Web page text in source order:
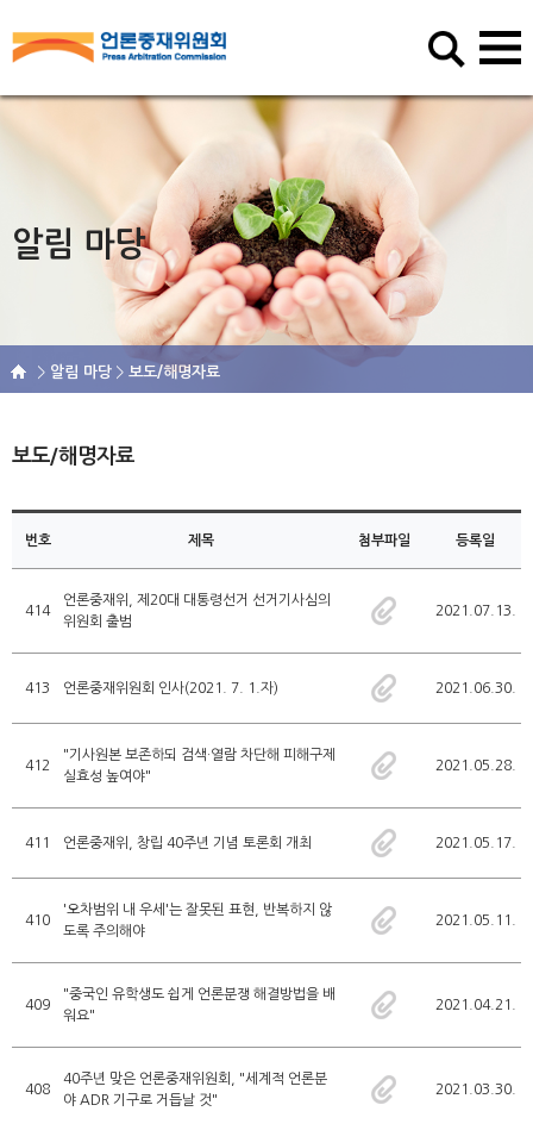
알림 마당
알림 마당 보도/해명자료
보도/해명자료
번호 제목 첨부파일 등록일
414
언론중재위, 제20대 대통령선거 선거기사심의
위원회 출범
2021.07.13.
413 언론중재위원회 인사(2021. 7. 1.자) 2021.06.30.
412
"기사원본 보존하되 검색·열람 차단해 피해구제
실효성 높여야"
2021.05.28.
411 언론중재위, 창립 40주년 기념 토론회 개최 2021.05.17.
410
'오차범위 내 우세'는 잘못된 표현, 반복하지 않
도록 주의해야
2021.05.11.
409
"중국인 유학생도 쉽게 언론분쟁 해결방법을 배
워요"
2021.04.21.
408
40주년 맞은 언론중재위원회, "세계적 언론분
야 ADR 기구로 거듭날 것"
2021.03.30.